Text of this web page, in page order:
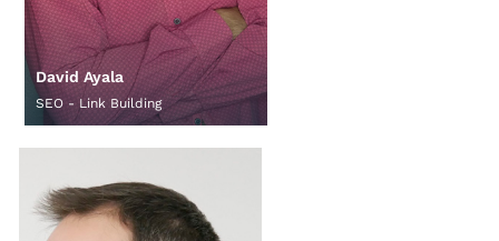
David Ayala
SEO - Link Building